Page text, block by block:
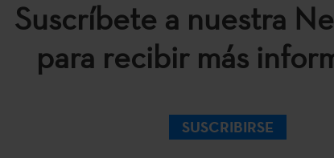
Suscríbete a nuestra
para recibir más
SUSCRIBIRSE